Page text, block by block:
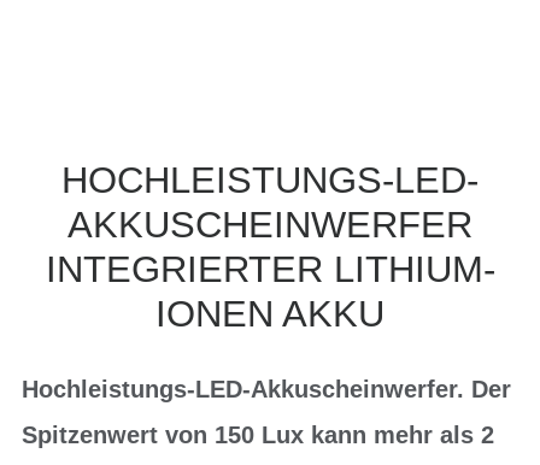
HOCHLEISTUNGS-LED-
AKKUSCHEINWERFER
INTEGRIERTER LITHIUM-
IONEN AKKU
Hochleistungs-LED-Akkuscheinwerfer. Der
Spitzenwert von 150 Lux kann mehr als 2